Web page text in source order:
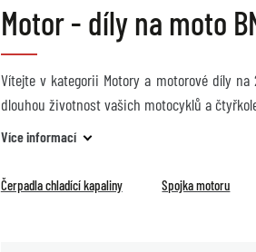
Motor - díly na moto
Vítejte v kategorii Motory a motorové díly
dlouhou životnost vašich motocyklů a
Více informací
Čerpadla chladící kapaliny Spojka motoru